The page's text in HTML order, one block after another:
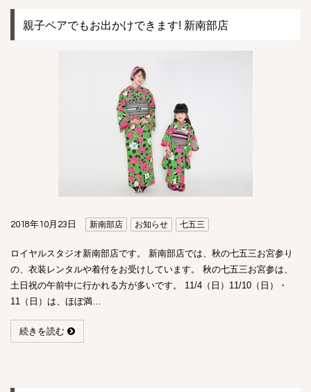
親子ペアでもお出かけできます! 新南部店
2018年10月23日 新南部店 お知らせ 七五三
ロイヤルスタジオ新南部店です。 新南部店では、秋の七五三お宮参り
の、衣装レンタルや着付をお受けしています。 秋の七五三お宮参は、
土日祝の午前中に行かれる方が多いです。 11/4（日）11/10（日）・
11（日）は、ほぼ満…
続きを読む